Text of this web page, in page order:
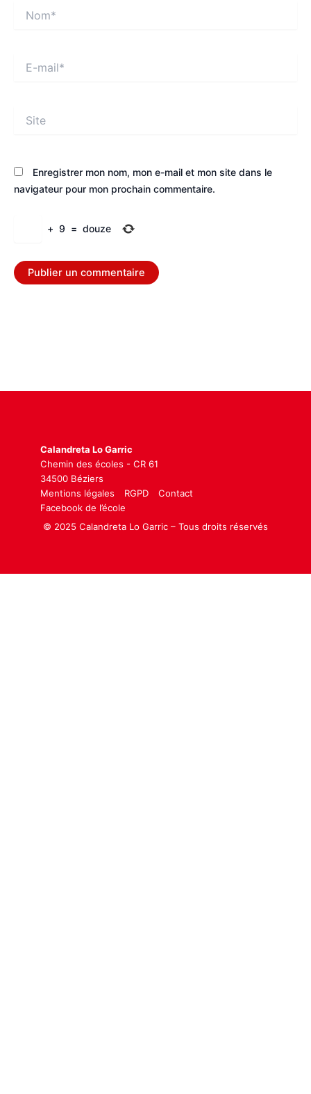
mail*
Enregistrer mon nom, mon e-mail et mon site dans le
navigateur pour mon prochain commentaire.
+ 9 = douze
Calandreta Lo Garric
Chemin des écoles - CR 61
34500 Béziers
Mentions légales
RGPD
Contact
Facebook de l’école
© 2025 Calandreta Lo Garric – Tous droits réservés